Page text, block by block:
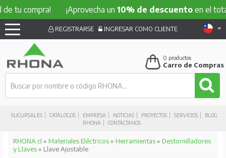
¡Aprovecha un10% de descuentoen el total de
SUCURSALES CATÁLOGOS EMPRESA NOTICIAS PROYECTOS SERVICIOS
BLOG
RHONA
CONTÁCTANOS
REGISTRARSE INGRESAR COMO CLIENTE
0 productos
Carro de Compras
RHONA.cl » Materiales Eléctricos» Herramientas» Destornilladores
y Llaves» Llave Ajustable